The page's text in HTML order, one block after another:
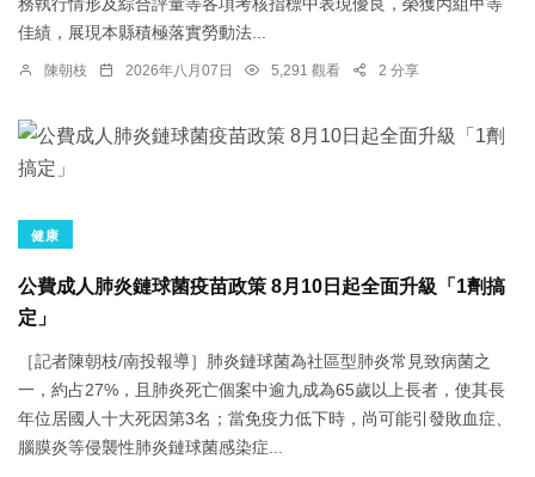
佳績，展現本縣積極落實勞動法...
陳朝枝 2026年八月07日 5,291 觀看 2 分享
健康
公費成人肺炎鏈球菌疫苗政策 8月10日起全面升級「1劑搞
定」
［記者陳朝枝/南投報導］肺炎鏈球菌為社區型肺炎常見致病菌之
一，約占27%，且肺炎死亡個案中逾九成為65歲以上長者，使其長
年位居國人十大死因第3名；當免疫力低下時，尚可能引發敗血症、
腦膜炎等侵襲性肺炎鏈球菌感染症...